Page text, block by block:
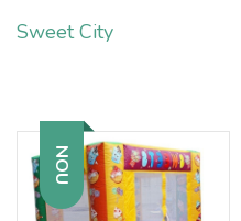
Sweet City
NOU